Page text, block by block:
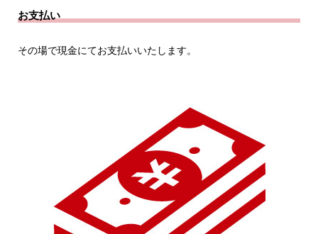
お支払い
その場で現金にてお支払いいたします。